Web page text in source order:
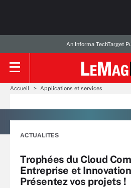
An Informa TechTarget
Accueil Applications et services
ACTUALITES
Trophées du Cloud
Entreprise et
Présentez vos projets !